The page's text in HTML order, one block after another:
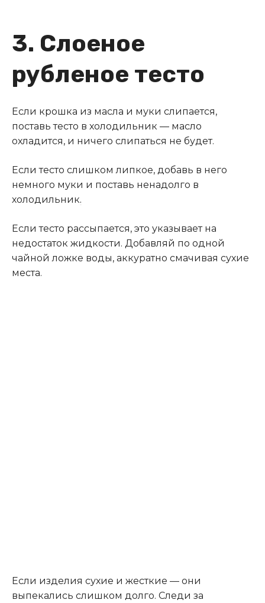
3. Слоеное
рубленое тесто
Если крошка из масла и муки слипается,
поставь тесто в холодильник — масло
охладится, и ничего слипаться не будет.
Если тесто слишком липкое, добавь в него
немного муки и поставь ненадолго в
холодильник.
Если тесто рассыпается, это указывает на
недостаток жидкости. Добавляй по одной
чайной ложке воды, аккуратно смачивая сухие
места.
Если изделия сухие и жесткие — они
выпекались слишком долго. Следи за